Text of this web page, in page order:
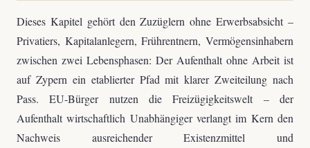
Dieses Kapitel gehört den Zuzüglern ohne Erwerbsabsicht –
Privatiers, Kapitalanlegern, Frührentnern, Vermögensinhabern
zwischen zwei Lebensphasen: Der Aufenthalt ohne Arbeit ist
auf Zypern ein etablierter Pfad mit klarer Zweiteilung nach
Pass. EU-Bürger nutzen die Freizügigkeitswelt – der
Aufenthalt wirtschaftlich Unabhängiger verlangt im Kern den
Nachweis ausreichender Existenzmittel und